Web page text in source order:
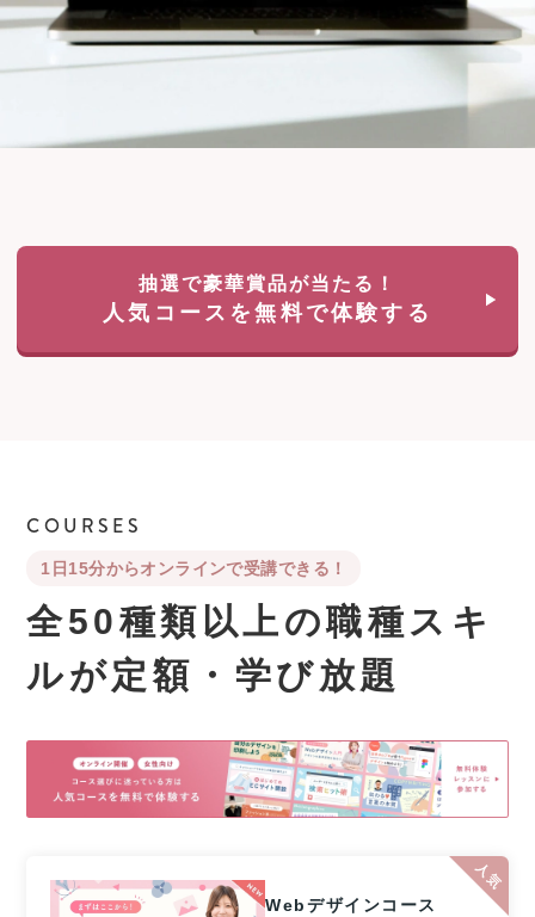
抽選で豪華賞品が当たる！
人気コースを無料で体験する
COURSES
1日15分からオンラインで受講できる！
全50種類以上の職種スキ
ルが定額・学び放題
Webデザインコース